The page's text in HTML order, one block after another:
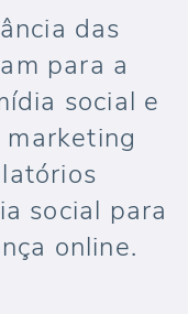
das
para a
social e
social para
online.